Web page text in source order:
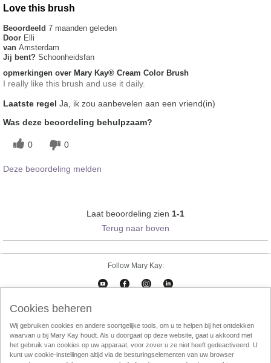
Love this brush
Beoordeeld 7 maanden geleden
Door Elli
van Amsterdam
Jij bent? Schoonheidsfan
opmerkingen over Mary Kay® Cream Color Brush
I really like this brush and use it daily.
Laatste regel Ja, ik zou aanbevelen aan een vriend(in)
Was deze beoordeling behulpzaam?
0 0
Deze beoordeling melden
Laat beoordeling zien 1-1
Terug naar boven
Follow Mary Kay:
Cookies beheren Impressum
Gebruikersvorwaarden Privacy Policy
Direktverkoop etische codec
Weggooien
InTouch Consultant Locator
Cookies beheren
Wij gebruiken cookies en andere soortgelijke tools, om u te helpen bij het ontdekken
waarvan u bij Mary Kay houdt. Als u doorgaat op deze website, gaat u akkoord met
het gebruik van cookies op uw apparaat, voor zover u ze niet heeft gedeactiveerd. U
kunt uw cookie-instellingen altijd via de besturingselementen van uw browser